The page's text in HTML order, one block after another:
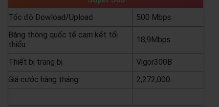
Tốc độ Dowload/Upload
500 Mbps
Băng thông quốc tế cam kết tối
thiểu
18,9Mbps
Thiết bị trang bị
Vigor300B
Giá cước hàng tháng
2,272,000